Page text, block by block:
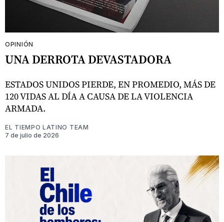
OPINIÓN
UNA DERROTA DEVASTADORA
ESTADOS UNIDOS PIERDE, EN PROMEDIO, MÁS DE
120 VIDAS AL DÍA A CAUSA DE LA VIOLENCIA
ARMADA.
EL TIEMPO LATINO TEAM
7 de julio de 2026